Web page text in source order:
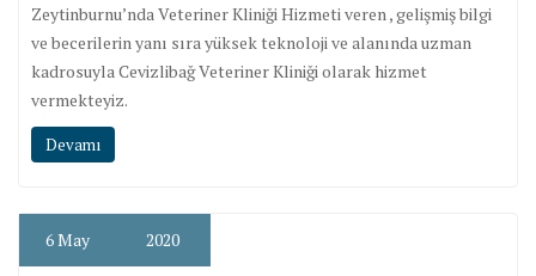
Zeytinburnu’nda Veteriner Kliniği Hizmeti veren , gelişmiş bilgi
ve becerilerin yanı sıra yüksek teknoloji ve alanında uzman
kadrosuyla Cevizlibağ Veteriner Kliniği olarak hizmet
vermekteyiz.
Devamı
6May 2020